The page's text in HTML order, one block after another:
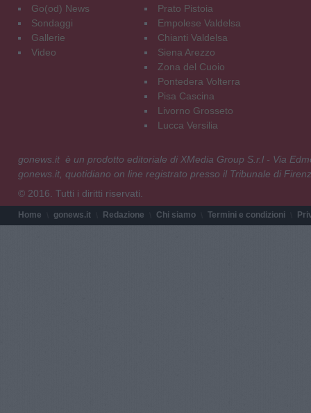
Go(od) News
Sondaggi
Gallerie
Video
Prato Pistoia
Empolese Valdelsa
Chianti Valdelsa
Siena Arezzo
Zona del Cuoio
Pontedera Volterra
Pisa Cascina
Livorno Grosseto
Lucca Versilia
gonews.it è un prodotto editoriale di XMedia Group S.r.l - Via
gonews.it, quotidiano on line registrato presso il Tribunale di
© 2016. Tutti i diritti riservati.
Home gonews.it Redazione Chi siamo Termini e condizioni